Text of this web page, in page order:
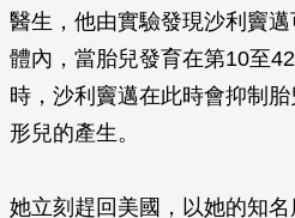
醫生，他由實驗發現沙利竇
體內，當胎兒發育在第10至
時，沙利竇邁在此時會抑制
形兒的產生。
她立刻趕回美國，以她的知